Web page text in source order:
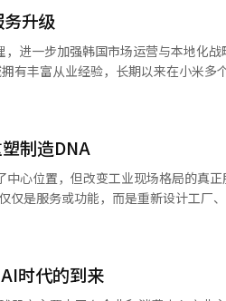
筑的出入安全程序。配送机器人达
，实时查看注册机器人的位置、
的机器人。 通过这些努力，阳财大厦已
变化的世界和集团的机器人技术竞争
智能（AI）系统翻译与编辑。
美元，同比增长294.2%；对越南的出
的出口额为45亿美元，同比增长42.5%。
。通过分析各类产品的出口入现状
）系统翻译与编辑。
再以受害者名义开通廉价手机号码，
下价值约84亿韩元的HYBE股票一度
犯全某，并在同一行动中控制了A某
引渡。经过泰国法院审理及政府批
升级
步加强韩国市场运营与本地化战略布局。
有丰富从业经验，长期以来在小米多
场份额提升，并在多渠道零售运营优
力，并深化与韩国消费者及合作伙伴
17 Series、POCO X8 Pro等
Watch 5等多款AIoT智能生态
制造DNA
心位置，但改变工业现场格局的真
仅是服务或功能，而是重新设计工厂
时代，单靠优质的产品制造
户数据分析等整个过程都在向AI和
时代的到来